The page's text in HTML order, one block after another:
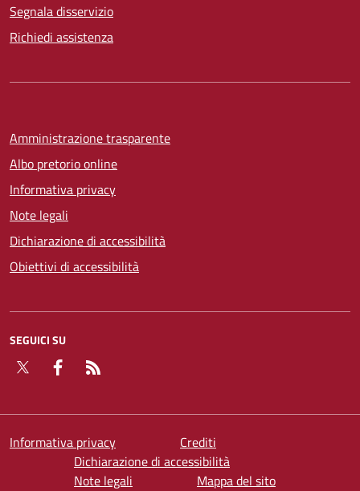
Segnala disservizio
Richiedi assistenza
Amministrazione trasparente
Albo pretorio online
Informativa privacy
Note legali
Dichiarazione di accessibilità
Obiettivi di accessibilità
SEGUICI SU
Twitter Facebook
Informativa privacy
Crediti
Dichiarazione di accessibilità
Note legali
Mappa del sito